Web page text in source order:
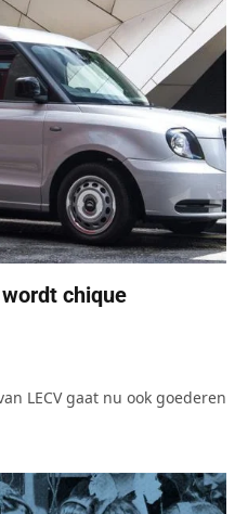
chique
LECV gaat nu ook goederen